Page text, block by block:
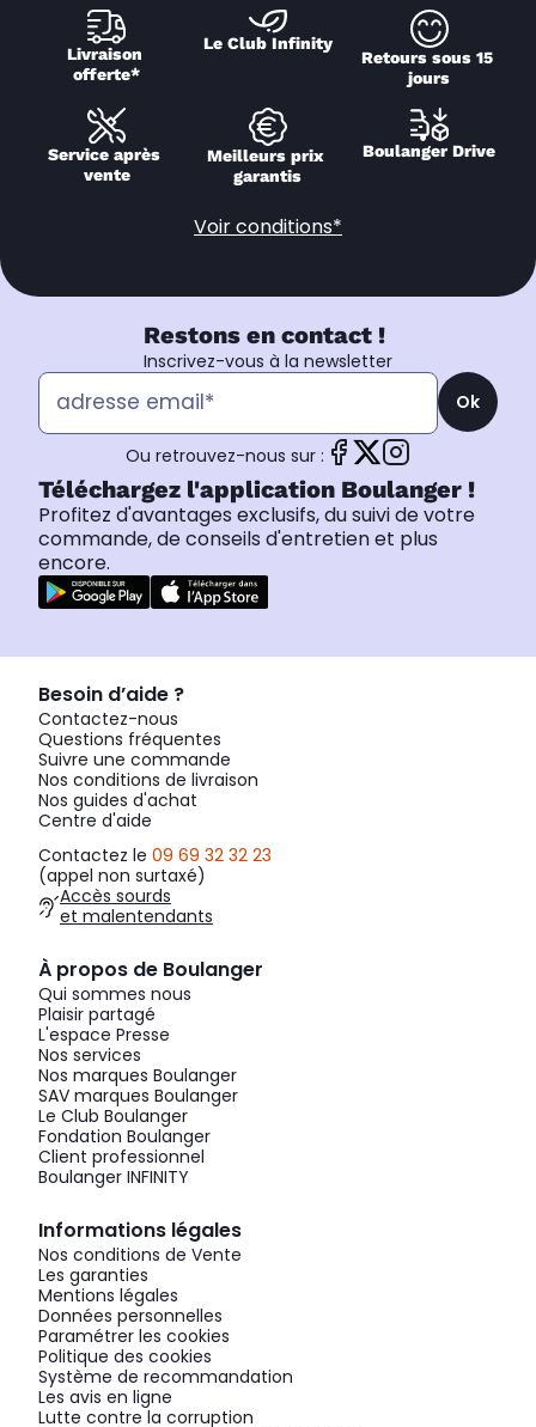
Livraison
offerte*
Le Club Infinity
Retours sous 15
jours
Service après
vente
Meilleurs prix
garantis
Boulanger Drive
Voir conditions*
Restons en contact !
Inscrivez-vous à la newsletter
Ok
Ou retrouvez-nous sur :
Téléchargez l'application Boulanger !
Profitez d'avantages exclusifs, du suivi de votre
commande, de conseils d'entretien et plus
encore.
Besoin d’aide ?
Contactez-nous
Questions fréquentes
Suivre une commande
Nos conditions de livraison
Nos guides d'achat
Centre d'aide
Contactez le 09 69 32 32 23
(appel non surtaxé)
Accès sourds
et malentendants
À propos de Boulanger
Qui sommes nous
Plaisir partagé
L'espace Presse
Nos services
Nos marques Boulanger
SAV marques Boulanger
Le Club Boulanger
Fondation Boulanger
Client professionnel
Boulanger INFINITY
Informations légales
Nos conditions de Vente
Les garanties
Mentions légales
Données personnelles
Paramétrer les cookies
Politique des cookies
Système de recommandation
Les avis en ligne
Lutte contre la corruption